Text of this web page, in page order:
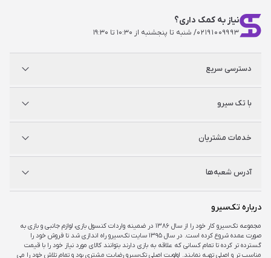
نیاز به کمک داری؟
۰۲۱۹۱۰۰۹۹۹۳/ شنبه تا پنجشنبه از ۱۰:۳۰ تا ۱۹:۳۰
دسترسی سریع
ایکس‌باکس
شگفت سیرو
با تک سیرو
راه‌های ارتباطی
مجله خبری
خدمات مشتریان
راهنمای اکانت‌ها
شرایط و قوانین
آدرس شعبه‌ها
شعبه مرکزی
شعبه چارسو
تهران، خیابان جمهوری، تقاطع حافظ، پاساژ چارسو، طبقه منفی یک، پلاک A۴۸
درباره تک‌سیرو
مجموعه تک‌سیرو کار خود را از سال ۱۳۸۶ در ضمینه واردات کنسول بازی، لوازم جانبی و بازی به
صورت عمده شروع کرده است. در سال ۱۳۹۵ سایت تک‌سیرو راه اندازی شد تا فروش خود را
گسترده تر کرده تا تمام کسانی که علاقه به بازی دارند بتوانند کالای مورد نیاز خود را با قیمت
مناسب تر و اصلی تهیه نمایند. اولویت اصلی تک‌سیرو رضایت مشتری بود و تمام تلاش خود را می